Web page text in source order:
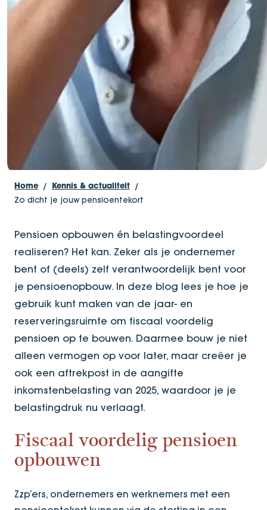
Home Kennis & actualiteit
Zo dicht je jouw pensioentekort
Pensioen opbouwen én belastingvoordeel
realiseren? Het kan. Zeker als je ondernemer
bent of (deels) zelf verantwoordelijk bent voor
je pensioenopbouw. In deze blog lees je hoe je
gebruik kunt maken van de jaar- en
reserveringsruimte om fiscaal voordelig
pensioen op te bouwen. Daarmee bouw je niet
alleen vermogen op voor later, maar creëer je
ook een aftrekpost in de aangifte
inkomstenbelasting van 2025, waardoor je je
belastingdruk nu verlaagt.
Fiscaal voordelig pensioen
opbouwen
Zzp’ers, ondernemers en werknemers met een